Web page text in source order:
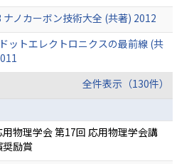
ナノカーボン技術大全 (共著) 2012
ットエレクトロニクスの最前線 (共
全件表示（130件）
用物理学会 第17回 応用物理学会講
奨励賞